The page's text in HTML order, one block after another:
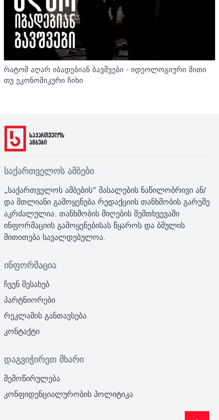
რატომ აღარ იბადებიან ბავშვები - იდეოლოგიური მითი
თუ ეკონომიკური ჩიხი
საქართველოს ამბები
„საქართველოს ამბების“ მასალების ნაწილობრივი ან/
და მთლიანი გამოყენება რედაქციის თანხმობის გარეშე
აკრძალულია. თანხმობის მიღების შემთხვევაში
ინფორმაციის გამოყენებისას წყაროს და ბმულის
მითითება სავალდებულოა.
ინფორმაცია
ჩვენ შესახებ
პარტნიორები
რეკლამის განთავსება
კონტაქტი
დაგვიჭირეთ მხარი
შემოწირულება
კონფიდენციალურობის პოლიტიკა